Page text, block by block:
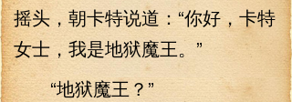
摇头，朝卡特说道：“你好，卡特
女士，我是地狱魔王。”
“地狱魔王？”